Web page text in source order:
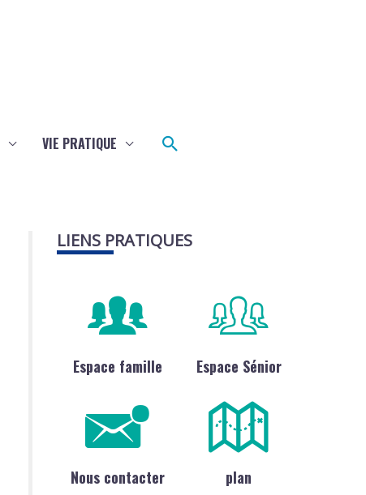
VIE PRATIQUE Rechercher
LIENS PRATIQUES
Espace famille Espace Sénior
Nous contacter plan